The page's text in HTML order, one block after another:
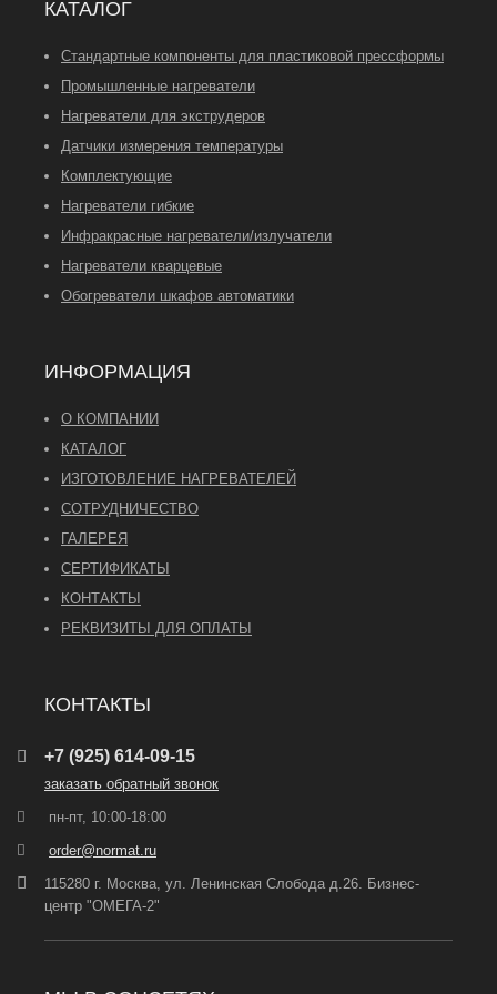
КАТАЛОГ
Стандартные компоненты для пластиковой прессформы
Промышленные нагреватели
Нагреватели для экструдеров
Датчики измерения температуры
Комплектующие
Нагреватели гибкие
Инфракрасные нагреватели/излучатели
Нагреватели кварцевые
Обогреватели шкафов автоматики
ИНФОРМАЦИЯ
О КОМПАНИИ
КАТАЛОГ
ИЗГОТОВЛЕНИЕ НАГРЕВАТЕЛЕЙ
СОТРУДНИЧЕСТВО
ГАЛЕРЕЯ
СЕРТИФИКАТЫ
КОНТАКТЫ
РЕКВИЗИТЫ ДЛЯ ОПЛАТЫ
КОНТАКТЫ
+7 (925) 614-09-15
заказать обратный звонок
пн-пт, 10:00-18:00
order@normat.ru
115280 г. Москва, ул. Ленинская Слобода д.26. Бизнес-
центр "ОМЕГА-2"